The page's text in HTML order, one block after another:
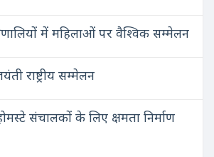
में महिलाओं पर वैश्विक सम्मेलन
राष्ट्रीय सम्मेलन
संचालकों के लिए क्षमता निर्माण